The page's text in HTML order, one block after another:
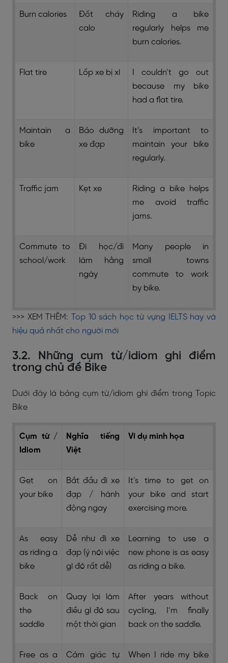
Burn calories
Đốt cháy
calo
Riding a bike
regularly helps me
burn calories.
Flat tire Lốp xe bị xì
I couldn’t go out
because my bike
had a flat tire.
Maintain a
bike
Bảo dưỡng
xe đạp
It’s important to
maintain your bike
regularly.
Traffic jam Kẹt xe
Riding a bike helps
me avoid traffic
jams.
Commute to
school/work
Đi học/đi
làm hằng
ngày
Many people in
small towns
commute to work
by bike.
>>> XEM THÊM: Top 10 sách học từ vựng IELTS hay và
hiệu quả nhất cho người mới
3.2. Những cụm từ/idiom ghi điểm
trong chủ đề Bike
Dưới đây là bảng cụm từ/idiom ghi điểm trong Topic
Bike
Cụm từ /
Idiom
Nghĩa tiếng
Việt
Ví dụ minh họa
Get on
your bike
Bắt đầu đi xe
đạp / hành
động ngay
It’s time to get on
your bike and start
exercising more.
As easy
as riding a
bike
Dễ như đi xe
đạp (ý nói việc
gì đó rất dễ)
Learning to use a
new phone is as easy
as riding a bike.
Back on
the
saddle
Quay lại làm
điều gì đó sau
một thời gian
After years without
cycling, I’m finally
back on the saddle.
Free as a
Cảm giác tự
When I ride my bike